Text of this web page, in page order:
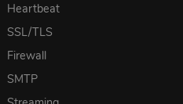
Heartbeat
SSL/TLS
Firewall
SMTP